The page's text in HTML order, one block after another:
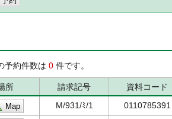
予約件数は 0 件です。
所 請求記号
資料コード
Map M/931/ﾐ/1 0110785391